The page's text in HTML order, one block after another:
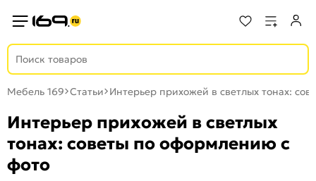
Мебель 169 Статьи Интерьер прихожей в светлых тонах:
Интерьер прихожей в светлых
тонах: советы по оформлению с
фото